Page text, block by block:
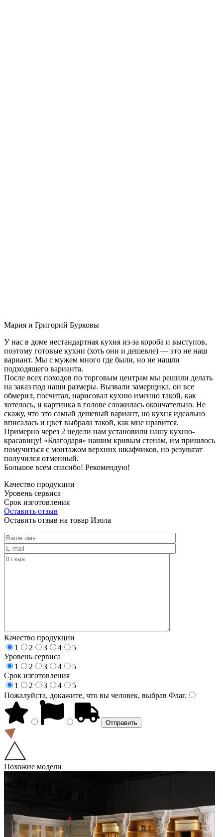
Мария и Григорий Бурковы
У нас в доме нестандартная кухня из-за короба и выступов,
поэтому готовые кухни (хоть они и дешевле) — это не наш
вариант. Мы с мужем много где были, но не нашли
подходящего варианта.
После всех походов по торговым центрам мы решили делать
на заказ под наши размеры. Вызвали замерщика, он все
обмерил, посчитал, нарисовал кухню именно такой, как
хотелось, и картинка в голове сложилась окончательно. Не
скажу, что это самый дешевый вариант, но кухня идеально
вписалась и цвет выбрала такой, как мне нравится.
Примерно через 2 недели нам установили нашу кухню-
красавицу! «Благодаря» нашим кривым стенам, им пришлось
помучиться с монтажом верхних шкафчиков, но результат
получился отменный.
Большое всем спасибо! Рекомендую!
Качество продукции
Уровень сервиса
Срок изготовления
Оставить отзыв
Оставить отзыв на товар Изола
Качество продукции
1
2 3 4
5
Уровень сервиса
1
2 3 4
5
Срок изготовления
1
2 3 4
5
Пожалуйста, докажите, что вы человек, выбрав Флаг.
Похожие модели